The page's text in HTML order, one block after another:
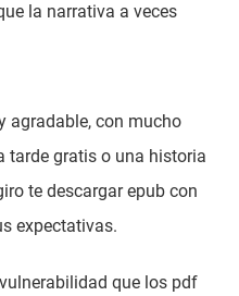
la narrativa a veces
agradable, con mucho
tarde gratis o una historia
te descargar epub con
expectativas.
que los pdf